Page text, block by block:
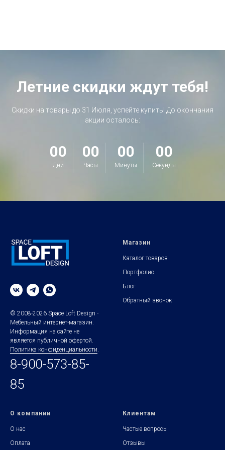
Летние скидки ждут тебя!
Скидки на товары до 31 Июля, успейте купить! До окончания
акции осталось:
00
Дни
00
Часы
00
Минуты
00
Секунды
© 2008-2026 Space Loft Design -
Мебельный интернет-магазин.
Информация на сайте не
является публичной офертой.
Политика конфиденциальности
8-900-573-85-
85
Магазин
Каталог товаров
Портфолио
Блог
Обратный звонок
О компании
О нас
Оплата
Клиентам
Частые вопросы
Отзывы